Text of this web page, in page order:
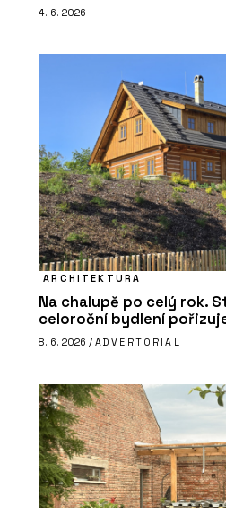
4. 6. 2026
ARCHITEKTURA
Na chalupě po celý rok.
celoroční bydlení
8. 6. 2026 / ADVERTORIAL